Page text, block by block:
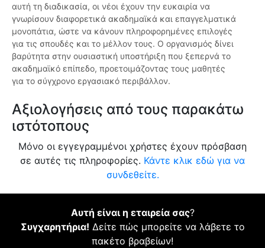
αυτή τη διαδικασία, οι νέοι έχουν την ευκαιρία να
γνωρίσουν διαφορετικά ακαδημαϊκά και επαγγελματικά
μονοπάτια, ώστε να κάνουν πληροφορημένες επιλογές
για τις σπουδές και το μέλλον τους. Ο οργανισμός δίνει
βαρύτητα στην ουσιαστική υποστήριξη που ξεπερνά το
ακαδημαϊκό επίπεδο, προετοιμάζοντας τους μαθητές
για το σύγχρονο εργασιακό περιβάλλον.
Αξιολογήσεις από τους παρακάτω
ιστότοπους
Μόνο οι εγγεγραμμένοι χρήστες έχουν πρόσβαση
σε αυτές τις πληροφορίες. Κάντε κλικ εδώ για να
συνδεθείτε.
Αυτή είναι η εταιρεία σας?
Συγχαρητήρια! Δείτε πώς μπορείτε να λάβετε το
πακέτο βραβείων!